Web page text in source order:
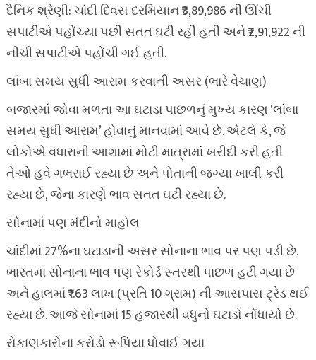
દૈનિક શ્રેણી: ચાંદી દિવસ દરમિયાન ₹3,89,986 ની ઊંચી
સપાટીએ પહોંચ્યા પછી સતત ઘટી રહી હતી અને ₹2,91,922 ની
નીચી સપાટીએ પહોંચી ગઈ હતી.
લાંબા સમય સુધી આરામ કરવાની અસર (ભારે વેચાણ)
બજારમાં જોવા મળતા આ ઘટાડા પાછળનું મુખ્ય કારણ ‘લાંબા
સમય સુધી આરામ’ હોવાનું માનવામાં આવે છે. એટલે કે, જે
લોકોએ વધારાની આશામાં મોટી માત્રામાં ખરીદી કરી હતી
તેઓ હવે ગભરાઈ રહ્યા છે અને પોતાની જગ્યા ખાલી કરી
રહ્યા છે, જેના કારણે ભાવ સતત ઘટી રહ્યા છે.
સોનામાં પણ મંદીનો માહોલ
ચાંદીમાં 27%ના ઘટાડાની અસર સોનાના ભાવ પર પણ પડી છે.
ભારતમાં સોનાના ભાવ પણ રેકોર્ડ સ્તરથી પાછળ હટી ગયા છે
અને હાલમાં ₹1.63 લાખ (પ્રતિ 10 ગ્રામ) ની આસપાસ ટ્રેડ થઈ
રહ્યા છે. આજે સોનામાં 15 હજારથી વધુનો ઘટાડો નોંધાયો છે.
રોકાણકારોના કરોડો રૂપિયા ધોવાઈ ગયા